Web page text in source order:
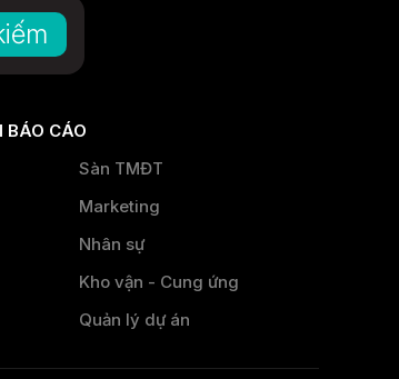
BÁO CÁO
Sàn TMĐT
Marketing
Nhân sự
Kho vận - Cung ứng
Quản lý dự án